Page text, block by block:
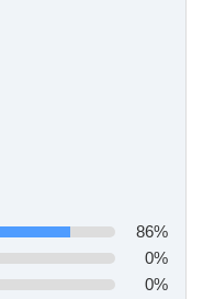
86%
0%
0%